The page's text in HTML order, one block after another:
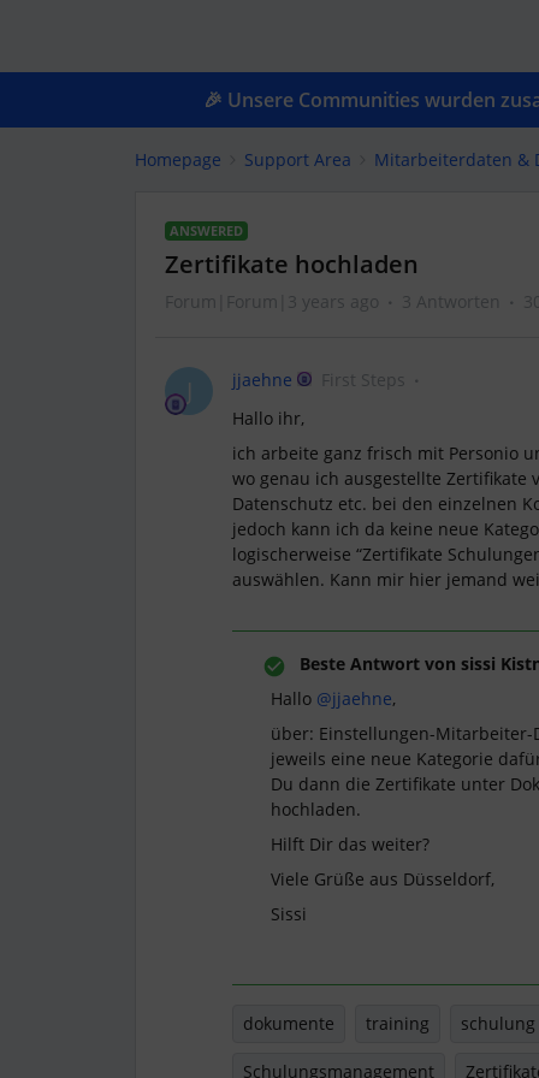
🎉 Unsere Communities wurden
Homepage Support Area Mitarbeiterdaten &
ANSWERED
Zertifikate hochladen
Forum|Forum|3 years ago 3 Antworten
J jjaehne
First Steps
Hallo ihr,
ich arbeite ganz frisch mit Personio
wo genau ich ausgestellte Zertifikate
Datenschutz etc. bei den einzelnen
jedoch kann ich da keine neue
logischerweise “Zertifikate
auswählen. Kann mir hier jemand
Beste Antwort von sissi
Hallo @jjaehne,
über: Einstellungen-Mitarbeiter-
jeweils eine neue Kategorie
Du dann die Zertifikate unter
hochladen.
Hilft Dir das weiter?
Viele Grüße aus Düsseldorf,
Sissi
dokumente training schulung
Schulungsmanagement